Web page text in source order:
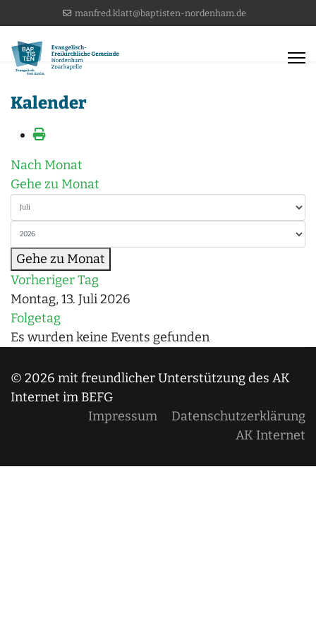
manfred.klatt@baptisten-nordenham.de
Kalender
Nach Monat
Gehe zu Monat
Gehe zu Monat
Vorheriger Tag
Montag, 13. Juli 2026
Folgetag
Es wurden keine Events gefunden
© 2026 mit freundlicher Unterstützung des AK
Internet im BEFG
Impressum
Datenschutzerklärung
AK Internet